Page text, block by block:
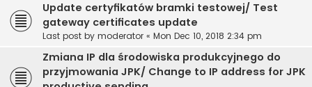
Update certyfikatów bramki testowej/ Test
gateway certificates update
Last post by moderator « Mon Dec 10, 2018 2:34 pm
Zmiana IP dla środowiska produkcyjnego do
przyjmowania JPK/ Change to IP address for JPK